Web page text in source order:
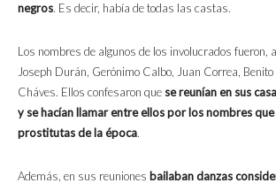
negros. Es decir, había de todas las castas.
Los nombres de algunos de los involucrados fueron,
Joseph Durán, Gerónimo Calbo, Juan Correa,
Cháves. Ellos confesaron que se reunían en sus
y se hacían llamar entre ellos por los nombres que
prostitutas de la época.
Además, en sus reuniones bailaban danzas